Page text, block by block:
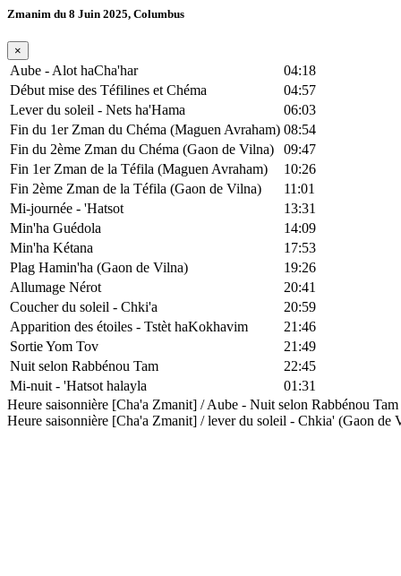
Zmanim du 8 Juin 2025, Columbus
×
Aube - Alot haCha'har
04:18
Début mise des Téfilines et Chéma
04:57
Lever du soleil - Nets ha'Hama
06:03
Fin du 1er Zman du Chéma (Maguen Avraham) 08:54
Fin du 2ème Zman du Chéma (Gaon de Vilna)
09:47
Fin 1er Zman de la Téfila (Maguen Avraham)
10:26
Fin 2ème Zman de la Téfila (Gaon de Vilna)
11:01
Mi-journée - 'Hatsot
13:31
Min'ha Guédola
14:09
Min'ha Kétana
17:53
Plag Hamin'ha (Gaon de Vilna)
19:26
Allumage Nérot
20:41
Coucher du soleil - Chki'a
20:59
Apparition des étoiles - Tstèt haKokhavim
21:46
Sortie Yom Tov
21:49
Nuit selon Rabbénou Tam
22:45
Mi-nuit - 'Hatsot halayla
01:31
Heure saisonnière [Cha'a Zmanit] / Aube - Nuit selon Rabbénou
Heure saisonnière [Cha'a Zmanit] / lever du soleil - Chkia' (Gaon de